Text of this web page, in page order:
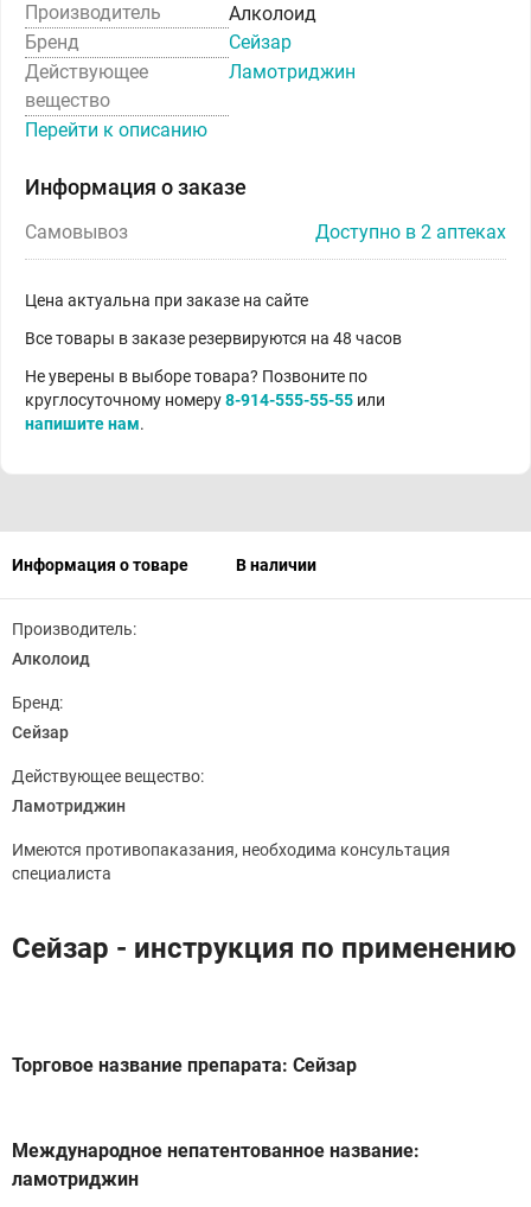
Производитель
Алколоид
Бренд
Сейзар
Действующее
вещество
Ламотриджин
Перейти к описанию
Информация о заказе
Самовывоз Доступно в 2 аптеках
Цена актуальна при заказе на сайте
Все товары в заказе резервируются на 48 часов
Не уверены в выборе товара? Позвоните по
круглосуточному номеру8-914-555-55-55 или
напишите нам.
Информация о товаре В наличии
Производитель:
Алколоид
Бренд:
Сейзар
Действующее вещество:
Ламотриджин
Имеются противопаказания, необходима консультация
специалиста
Сейзар - инструкция по применению
Торговое название препарата: Сейзар
Международное непатентованное название:
ламотриджин